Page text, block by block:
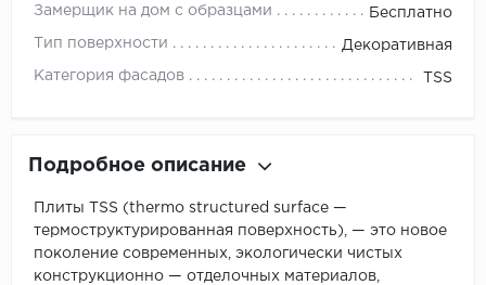
Замерщик на дом с образцами Бесплатно
Тип поверхности Декоративная
Категория фасадов TSS
Подробное описание
Плиты TSS (thermo structured surface —
термоструктурированная поверхность), — это новое
поколение современных, экологически чистых
конструкционно — отделочных материалов,